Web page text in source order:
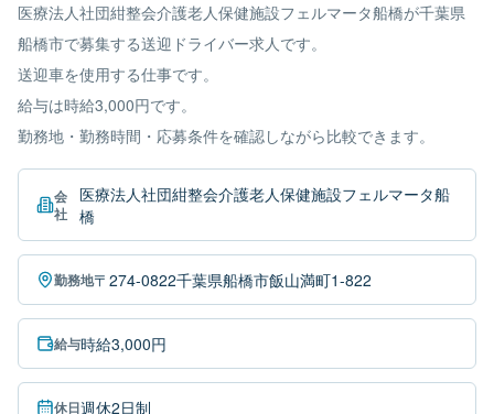
医療法人社団紺整会介護老人保健施設フェルマータ船橋が千葉県
船橋市で募集する送迎ドライバー求人です。
送迎車を使用する仕事です。
給与は時給3,000円です。
勤務地・勤務時間・応募条件を確認しながら比較できます。
会
社
医療法人社団紺整会介護老人保健施設フェルマータ船
橋
勤務地〒274-0822千葉県船橋市飯山満町1-822
給与時給3,000円
休日週休2日制